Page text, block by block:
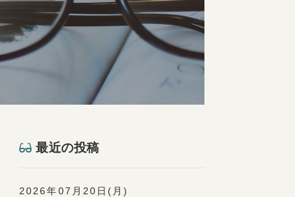
最近の投稿
2026年07月20日(月)